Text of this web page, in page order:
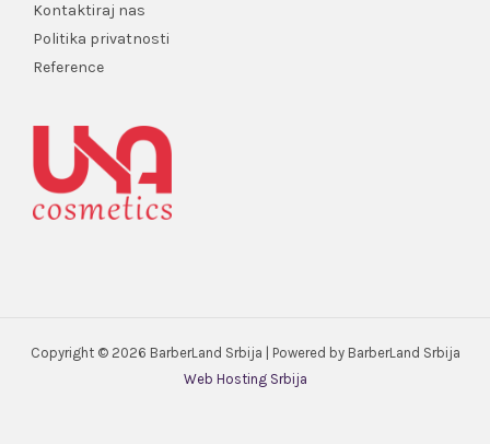
Kontaktiraj nas
Politika privatnosti
Reference
Copyright © 2026 BarberLand Srbija | Powered by BarberLand Srbija
Web Hosting Srbija